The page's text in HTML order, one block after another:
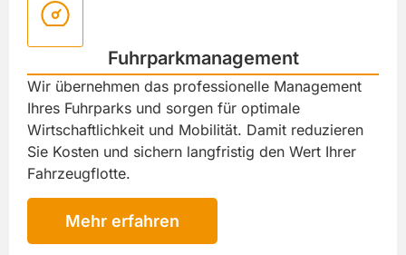
Fuhrparkmanagement
Wir übernehmen das professionelle Management
Ihres Fuhrparks und sorgen für optimale
Wirtschaftlichkeit und Mobilität. Damit reduzieren
Sie Kosten und sichern langfristig den Wert Ihrer
Fahrzeugflotte.
Mehr erfahren